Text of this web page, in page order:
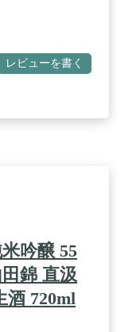
レビューを書く
吟醸 55
錦 直汲
酒 720ml